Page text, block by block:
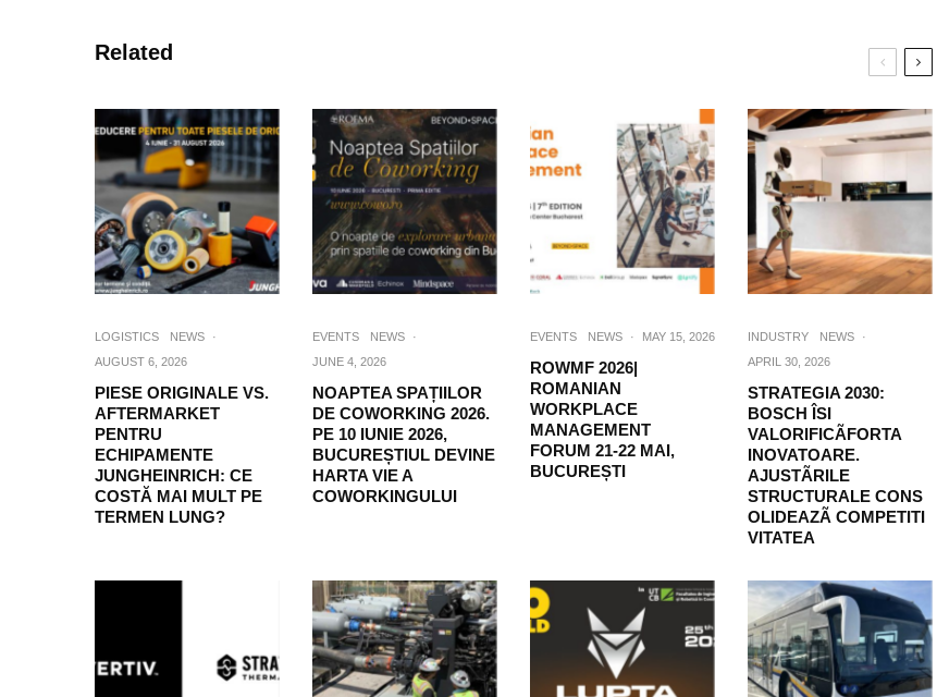
Related
LOGISTICS NEWS
·
AUGUST 6, 2026
PIESE ORIGINALE VS.
AFTERMARKET
PENTRU
ECHIPAMENTE
JUNGHEINRICH: CE
COSTĂ MAI MULT PE
TERMEN LUNG?
EVENTS NEWS
·
JUNE 4, 2026
NOAPTEA SPAȚIILOR
DE COWORKING 2026.
PE 10 IUNIE 2026,
BUCUREȘTIUL DEVINE
HARTA VIE A
COWORKINGULUI
EVENTS NEWS · MAY 15, 2026
ROWMF 2026|
ROMANIAN
WORKPLACE
MANAGEMENT
FORUM 21-22 MAI,
BUCUREȘTI
INDUSTRY NEWS
·
APRIL 30, 2026
STRATEGIA 2030:
BOSCH ÎSI
VALORIFICÃFORTA
INOVATOARE.
AJUSTÃRILE
STRUCTURALE CONS
OLIDEAZÃ COMPETITI
VITATEA